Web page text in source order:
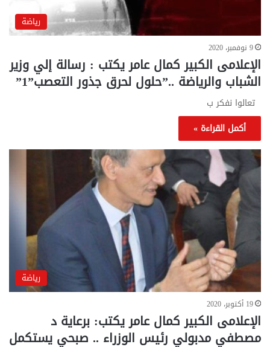
رياضة
9 نوفمبر، 2020
الإعلامى الكبير كمال عامر يكتب : رسالة إلي وزير
الشباب والرياضة ..”حلول لحرق جذور التعصب”1”
تعالوا نفكر ب
أكمل القراءة »
رياضة
19 أكتوبر، 2020
الإعلامى الكبير كمال عامر يكتب: برعاية د
مصطفي مدبولي رئيس الوزراء .. صبحي يستكمل